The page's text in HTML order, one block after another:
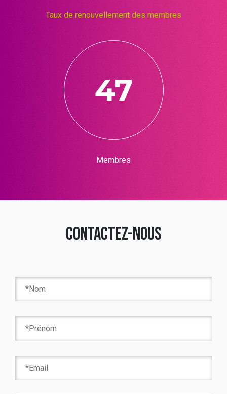
Taux de renouvellement des membres
47
Membres
Contactez-nous